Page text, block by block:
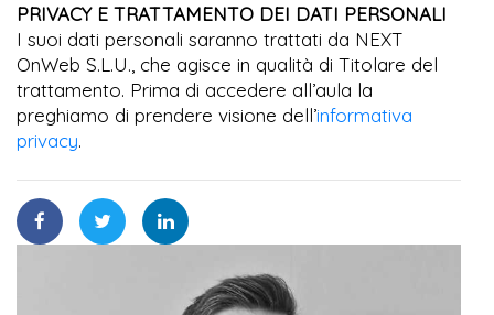
PRIVACY E TRATTAMENTO DEI DATI PERSONALI
I suoi dati personali saranno trattati da NEXT
OnWeb S.L.U., che agisce in qualità di Titolare del
trattamento. Prima di accedere all’aula la
preghiamo di prendere visione dell’informativa
privacy.